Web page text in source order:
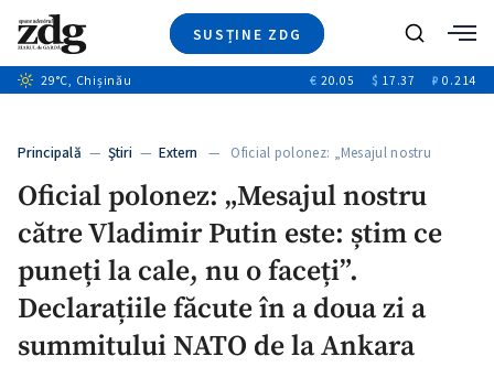
SUSȚINE ZDG
Ştiri
+12
Video
Special
Blog
Caută
29°C, Chișinău € 20.05 $ 17.37 ₽ 0.214
Principală — Ştiri — Extern — Oficial polonez: „Mesajul nostru
Oficial polonez: „Mesajul nostru
către Vladimir Putin este: știm ce
puneți la cale, nu o faceți”.
Declarațiile făcute în a doua zi a
summitului NATO de la Ankara